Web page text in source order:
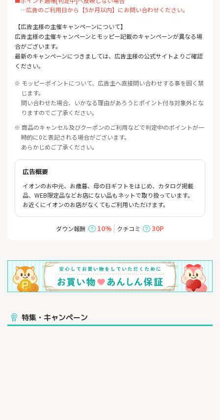
…広告のご利用日から【5か月以内】にお問い合わせください。
【広告主様の主催キャンペーンについて】
広告主様の主催キャンペーンとモッピー記載のキャンペーンが異なる場
合がございます。
最新のキャンペーンにつきましては、広告主様の公式サイトよりご確認
ください。
※ モッピーポイントについて、広告主へ直接問い合わせする事を固く禁
じます。
問い合わせた場合、いかなる理由があろうとポイント付与対象外とな
りますのでご了承ください。
※ 商品のキャンセル及びクーポンのご利用などで判定中のポイントが一
時的に0と表記される場合がございます。
あらかじめご了承ください。
広告概要
イオンのお中元、お歳暮、母の日ギフトをはじめ、カタログ掲載
品、WEB限定品などお店にない品もネットで取り扱っています。
お近くにイオンのお店がなくてもご利用いただけます。
ダウン報酬 10% クチコミ 30P
特集・キャンペーン